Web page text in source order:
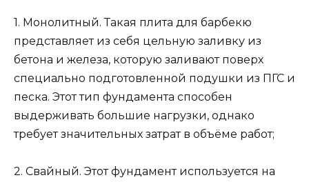
1. Монолитный. Такая плита для барбекю
представляет из себя цельную заливку из
бетона и железа, которую заливают поверх
специально подготовленной подушки из ПГС и
песка. Этот тип фундамента способен
выдерживать большие нагрузки, однако
требует значительных затрат в объёме работ;
2. Свайный. Этот фундамент используется на